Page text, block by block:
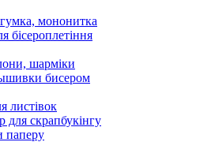
мононитка
бісероплетіння
шарміки
бисером
листівок
для скрапбукінгу
паперу